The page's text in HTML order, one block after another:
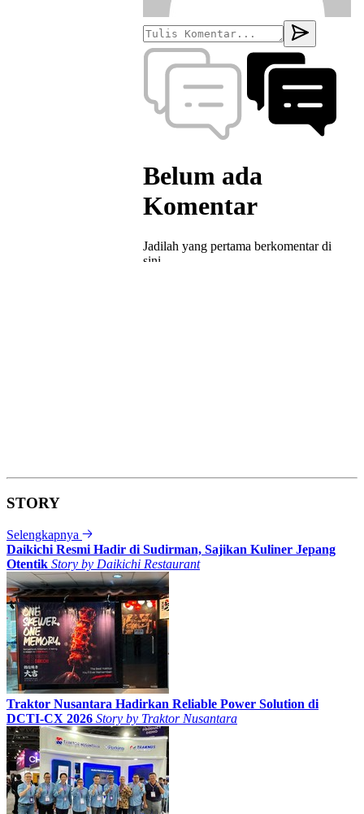
STORY
Selengkapnya
Daikichi Resmi Hadir di Sudirman, Sajikan Kuliner Jepang
Otentik Story by Daikichi Restaurant
Traktor Nusantara Hadirkan Reliable Power Solution di
DCTI-CX 2026 Story by Traktor Nusantara